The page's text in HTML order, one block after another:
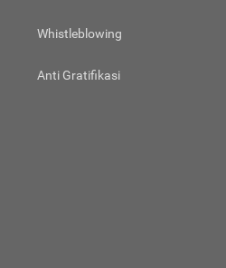
Whistleblowing
Anti Gratifikasi